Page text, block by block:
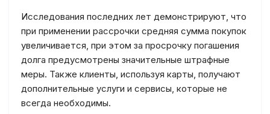
Исследования последних лет демонстрируют, что
при применении рассрочки средняя сумма покупок
увеличивается, при этом за просрочку погашения
долга предусмотрены значительные штрафные
меры. Также клиенты, используя карты, получают
дополнительные услуги и сервисы, которые не
всегда необходимы.